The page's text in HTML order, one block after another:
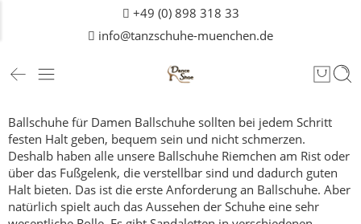
+49 (0) 898 318 33
info@tanzschuhe-muenchen.de
Ballschuhe für Damen Ballschuhe sollten bei jedem Schritt
festen Halt geben, bequem sein und nicht schmerzen.
Deshalb haben alle unsere Ballschuhe Riemchen am Rist oder
über das Fußgelenk, die verstellbar sind und dadurch guten
Halt bieten. Das ist die erste Anforderung an Ballschuhe. Aber
natürlich spielt auch das Aussehen der Schuhe eine sehr